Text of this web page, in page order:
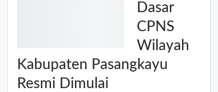
Dasar
CPNS
Wilayah
Kabupaten Pasangkayu
Resmi Dimulai